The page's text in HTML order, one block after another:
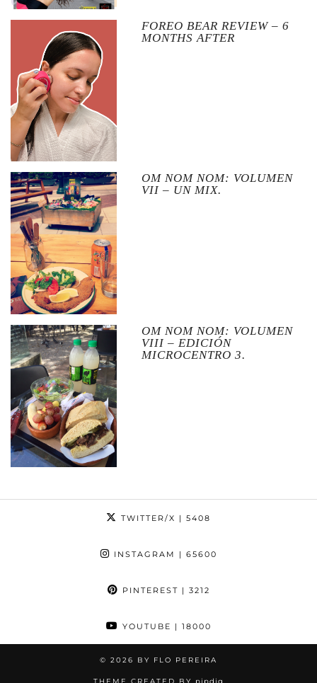
FOREO BEAR REVIEW – 6
MONTHS AFTER
OM NOM NOM: VOLUMEN
VII – UN MIX.
OM NOM NOM: VOLUMEN
VIII – EDICIÓN
MICROCENTRO 3.
TWITTER/X | 5408
INSTAGRAM | 65600
PINTEREST | 3212
YOUTUBE | 18000
© 2026 BY FLO PEREIRA
THEME CREATED BY pipdig